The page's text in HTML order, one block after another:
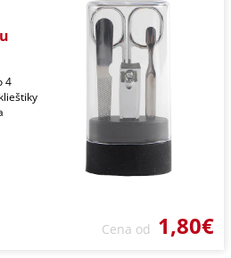
4
Cena od 1,80€